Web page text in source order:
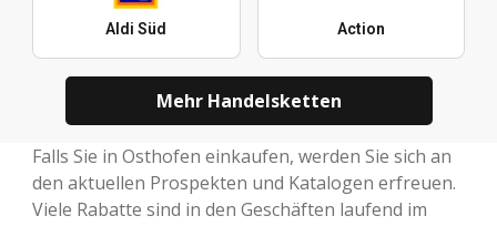
Aldi Süd Action
Mehr Handelsketten
Falls Sie in Osthofen einkaufen, werden Sie sich an
den aktuellen Prospekten und Katalogen erfreuen.
Viele Rabatte sind in den Geschäften laufend im